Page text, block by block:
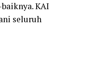
KAI
seluruh